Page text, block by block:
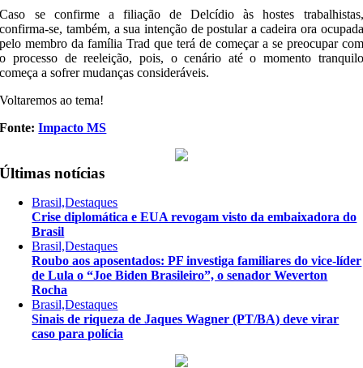
Caso se confirme a filiação de Delcídio às hostes trabalhistas,
confirma-se, também, a sua intenção de postular a cadeira ora ocupada
pelo membro da família Trad que terá de começar a se preocupar com
o processo de reeleição, pois, o cenário até o momento tranquilo
começa a sofrer mudanças consideráveis.
Voltaremos ao tema!
Fonte:Impacto MS
Últimas notícias
Brasil,Destaques
Crise diplomática e EUA revogam visto da embaixadora do
Brasil
Brasil,Destaques
Roubo aos aposentados: PF investiga familiares do vice-líder
de Lula o “Joe Biden Brasileiro”, o senador Weverton
Rocha
Brasil,Destaques
Sinais de riqueza de Jaques Wagner (PT/BA) deve virar
caso para polícia